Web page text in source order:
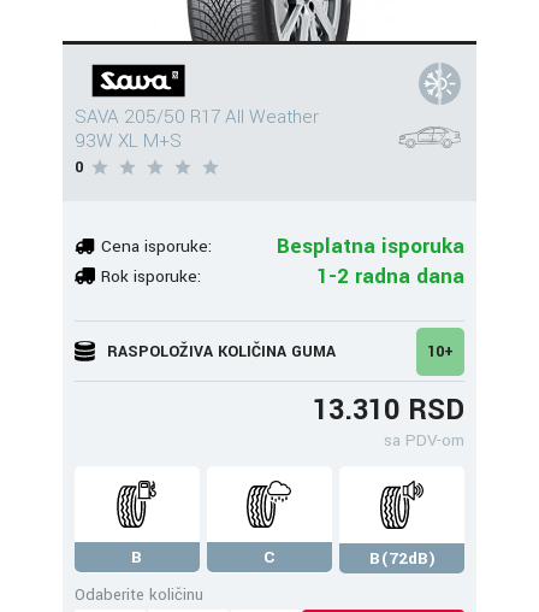
SAVA 205/50 R17 All Weather
93W XL M+S
0
Cena isporuke: Besplatna isporuka
Rok isporuke: 1-2 radna dana
RASPOLOŽIVA KOLIČINA GUMA 10+
13.310 RSD
sa PDV-om
B C
B(72dB)
Odaberite količinu